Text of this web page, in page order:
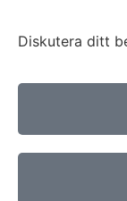
Diskutera ditt